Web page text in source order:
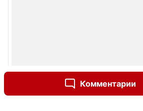
Комментарии